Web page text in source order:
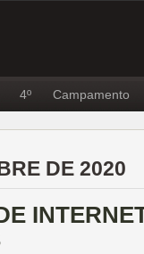
4º Campamento
DE 2020